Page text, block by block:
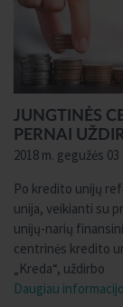
JUNGTINĖS
PERNAI
2018 m. gegužės 03
Po kredito unijų
unija, veikianti su
unijų-narių
centrinės kredito
„Kreda“, uždirbo
Daugiau